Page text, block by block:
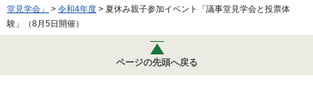
堂見学会」
> 令和4年度 > 夏休み親子参加イベント「議事堂見学会と投票体
験」（8月5日開催）
ページの先頭へ戻る